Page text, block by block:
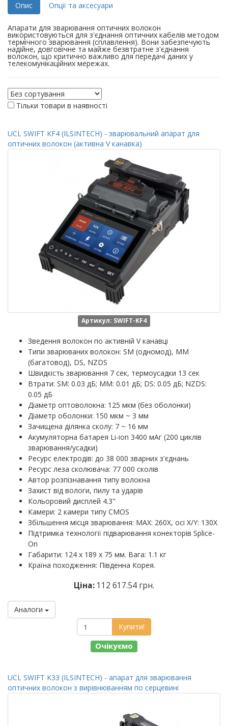
Опис Опції та аксесуари
Апарати для зварювання оптичних волокон
використовуються для з'єднання оптичних кабелів методом
термічного зварювання (сплавлення). Вони забезпечують
надійне, довговічне та майже безвтратне з'єднання
волокон, що критично важливо для передачі даних у
телекомунікаційних мережах.
Тільки товари в наявності
UCL SWIFT KF4 (ILSINTECH) - зварювальний апарат для
оптичних волокон (активна V канавка)
Артикул: SWIFT-KF4
Зведення волокон по активній V канавці
Типи зварюваних волокон: SM (одномод), MM
(багатовод), DS, NZDS
Швидкість зварювання 7 сек, термоусадки 13 сек
Втрати: SM: 0.03 дБ; MM: 0.01 дБ; DS: 0.05 дБ; NZDS:
0.05 дБ
Діаметр оптоволокна: 125 мкм (без оболонки)
Діаметр оболонки: 150 мкм ~ 3 мм
Зачищена ділянка сколу: 7 ~ 16 мм
Акумуляторна батарея Li-ion 3400 мАг (200 циклів
зварювання/усадки)
Ресурс електродів: до 38 000 зварних з'єднань
Ресурс леза сколювача: 77 000 сколів
Автор розпізнавання типу волокна
Захист від вологи, пилу та ударів
Кольоровий дисплей 4.3"
Камери: 2 камери типу CMOS
Збільшення місця зварювання: MAX: 260X, осі X/Y: 130X
Підтримка технології підварювання конекторів Splice-
On
Габарити: 124 х 189 х 75 мм. Вага: 1.1 кг
Країна походження: Південна Корея.
Ціна: 112 617.54 грн.
Аналоги
Купити!
Очікуємо
UCL SWIFT K33 (ILSINTECH) - апарат для зварювання
оптичних волокон з вирівнюванням по серцевині